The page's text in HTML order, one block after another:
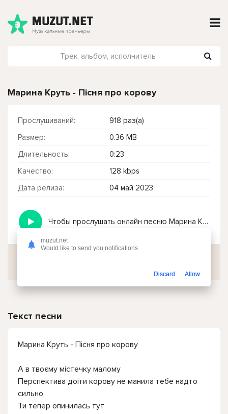
Марина Круть - Пісня про корову
Прослушиваний:
918 раз(а)
Размер:
0.36 MB
Длительность:
0:23
Качество:
128 kbps
Дата релиза:
04 май 2023
Чтобы прослушать онлайн песню Марина Круть - Пісня про корову нажмите на кнопку плей с светом зелений
Текст песни
Марина Круть - Пісня про корову
А в твоєму мiстечку малому
Перспектива доiти корову не манила тебе надто
сильно
Ти тепер опинилась тут
muzut.net
Would like to send you notifications
Discard Allow